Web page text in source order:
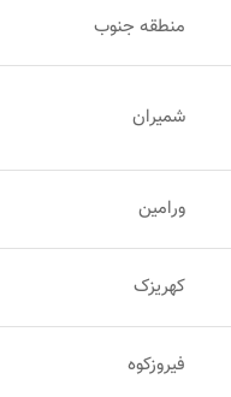
منطقه جنوب
شمیران
ورامین
کهریزک
فیروزکوه